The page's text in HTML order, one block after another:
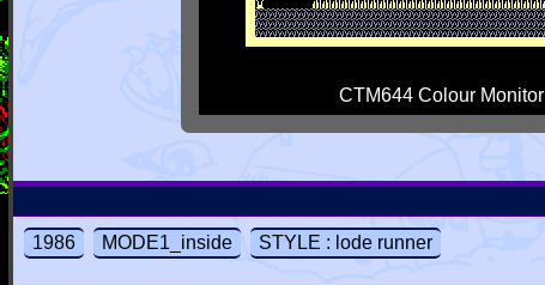
CTM644 Colour Monitor
1986 MODE1_inside STYLE : lode runner